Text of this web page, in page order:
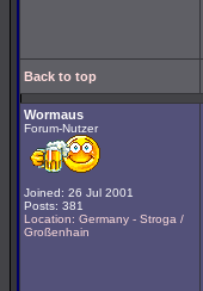
Back to top
Wormaus
Forum-Nutzer
Joined: 26 Jul 2001
Posts: 381
Location: Germany - Stroga /
Großenhain